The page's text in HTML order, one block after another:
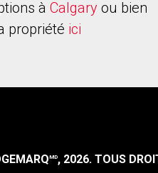
à Calgary ou bien
propriété ici
MD, 2026. TOUS